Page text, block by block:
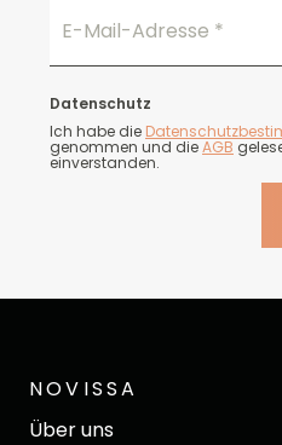
E-Mail-Adresse *
Datenschutz
Ich habe die
genommen und dieAGB
einverstanden.
NOVISSA
Über uns